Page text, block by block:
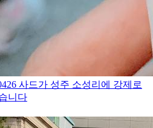
사드가 성주 소성리에 강제로
니다